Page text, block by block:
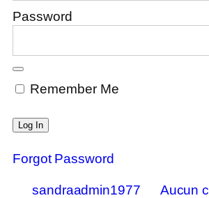
Password
Remember Me
Forgot Password
sandraadmin1977 Aucun